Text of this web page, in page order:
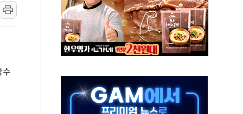
, '정부 특사'로 콜롬비아 대통령 취임식 참석
울진 시간당 30mm 강한 비...호우 피해 없어
우스' 공방…野 "청년 우롱 기괴" vs 與 "송구한 해프닝"
학연극제 2026'서 어린이 과학연극 2편 수상
로드하우스' 잠실점, 직장인 핫플레이스로 부상
당정 조율 완료…초고가·비거주 1주택 등 여론 수렴"
수